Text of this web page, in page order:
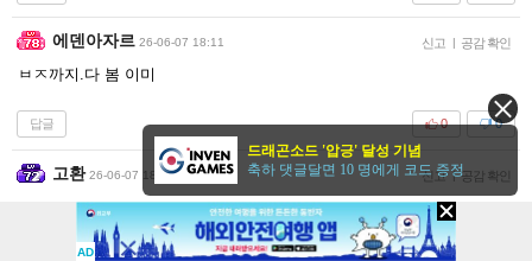
에덴아자르 26-06-07 18:11 신고 | 공감 확인
ㅂㅈ까지.다 봄 이미
답글 0
0
고환 26-06-07 18:43 신고 | 공감 확인
0
AD
드래곤소드 '압긍' 달성 기념
축하 댓글달면 10 명에게 코드 증정